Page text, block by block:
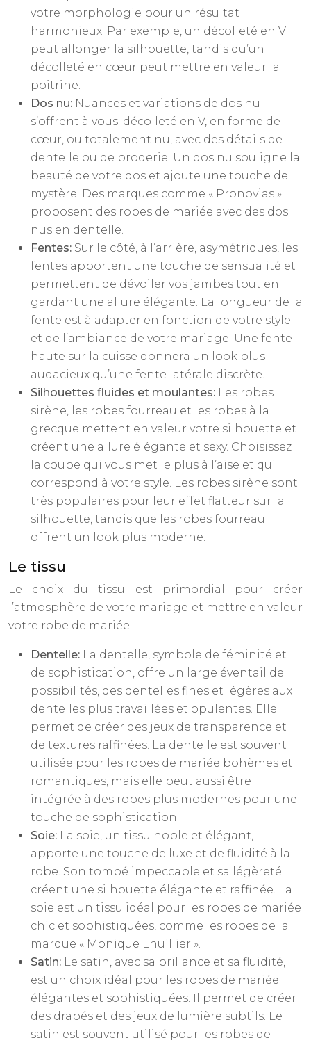
votre morphologie pour un résultat
harmonieux. Par exemple, un décolleté en V
peut allonger la silhouette, tandis qu’un
décolleté en cœur peut mettre en valeur la
poitrine.
Dos nu: Nuances et variations de dos nu
s’offrent à vous: décolleté en V, en forme de
cœur, ou totalement nu, avec des détails de
dentelle ou de broderie. Un dos nu souligne la
beauté de votre dos et ajoute une touche de
mystère. Des marques comme « Pronovias »
proposent des robes de mariée avec des dos
nus en dentelle.
Fentes: Sur le côté, à l’arrière, asymétriques, les
fentes apportent une touche de sensualité et
permettent de dévoiler vos jambes tout en
gardant une allure élégante. La longueur de la
fente est à adapter en fonction de votre style
et de l’ambiance de votre mariage. Une fente
haute sur la cuisse donnera un look plus
audacieux qu’une fente latérale discrète.
Silhouettes fluides et moulantes: Les robes
sirène, les robes fourreau et les robes à la
grecque mettent en valeur votre silhouette et
créent une allure élégante et sexy. Choisissez
la coupe qui vous met le plus à l’aise et qui
correspond à votre style. Les robes sirène sont
très populaires pour leur effet flatteur sur la
silhouette, tandis que les robes fourreau
offrent un look plus moderne.
Le tissu
Le choix du tissu est primordial pour créer
l’atmosphère de votre mariage et mettre en valeur
votre robe de mariée.
Dentelle: La dentelle, symbole de féminité et
de sophistication, offre un large éventail de
possibilités, des dentelles fines et légères aux
dentelles plus travaillées et opulentes. Elle
permet de créer des jeux de transparence et
de textures raffinées. La dentelle est souvent
utilisée pour les robes de mariée bohèmes et
romantiques, mais elle peut aussi être
intégrée à des robes plus modernes pour une
touche de sophistication.
Soie: La soie, un tissu noble et élégant,
apporte une touche de luxe et de fluidité à la
robe. Son tombé impeccable et sa légèreté
créent une silhouette élégante et raffinée. La
soie est un tissu idéal pour les robes de mariée
chic et sophistiquées, comme les robes de la
marque « Monique Lhuillier ».
Satin: Le satin, avec sa brillance et sa fluidité,
est un choix idéal pour les robes de mariée
élégantes et sophistiquées. Il permet de créer
des drapés et des jeux de lumière subtils. Le
satin est souvent utilisé pour les robes de